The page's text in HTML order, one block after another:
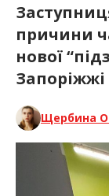
причини
нової
Запоріжжі
Щербина